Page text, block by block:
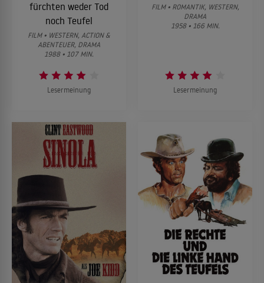
fürchten weder Tod
noch Teufel
FILM • WESTERN, ACTION &
ABENTEUER, DRAMA
1988 • 107 MIN.
Lesermeinung
FILM • ROMANTIK, WESTERN,
DRAMA
1958 • 166 MIN.
Lesermeinung